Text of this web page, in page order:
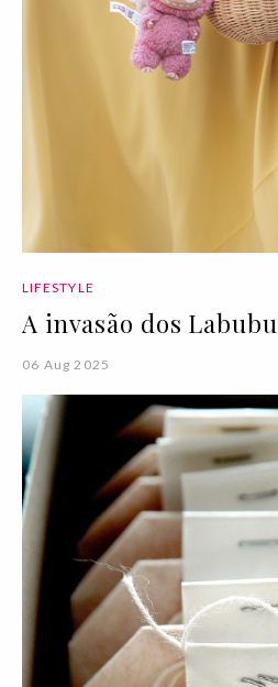
LIFESTYLE
A invasão dos Labubu
06 Aug 2025